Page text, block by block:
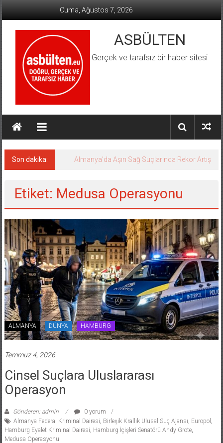
Cuma, Ağustos 7, 2026
ASBÜLTEN
Gerçek ve tarafsız bir haber sitesi
Son dakika: Almanya’da Aşırı Sağ Suçlarında Rekor Artış
Etiket: Medusa Operasyonu
ALMANYA DÜNYA HAMBURG
Temmuz 4, 2026
Cinsel Suçlara Uluslararası
Operasyon
Gönderen: admin
0 yorum
Almanya Federal Kriminal Dairesi Birleşik Krallık Ulusal Suç Ajansı Europol
Hamburg Eyalet Kriminal Dairesi Hamburg İçişleri Senatörü Andy Grote,
Medusa Operasyonu